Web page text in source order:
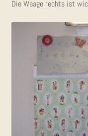
Die Waa­ge rechts ist